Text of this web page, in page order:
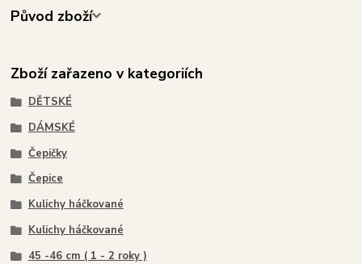
Původ zboží
Zboží zařazeno v kategoriích
DĚTSKÉ
DÁMSKÉ
Čepičky
Čepice
Kulichy háčkované
Kulichy háčkované
45 -46 cm ( 1 - 2 roky )